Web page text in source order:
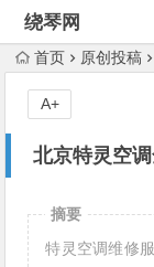
绕琴网
首页 原创投稿
北京特灵空
A+
摘要
特灵空调维修